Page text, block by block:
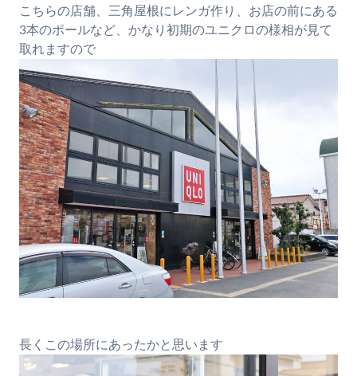
こちらの店舗、三角屋根にレンガ作り、お店の前にある
3本のポールなど、かなり初期のユニクロの様相が見て
取れますので
長くこの場所にあったかと思います